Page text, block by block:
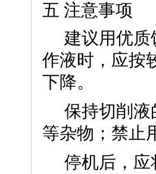
五 注意事项
建议用优
作液时，应按
下降。
保持切削
等杂物；禁止
停机后，